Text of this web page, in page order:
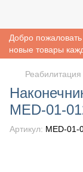
Добро
новые товары
Реабилитация
MED-01-
Артикул: MED-01-